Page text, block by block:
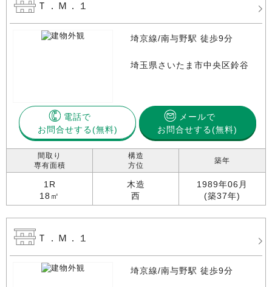
Ｔ．Ｍ．１
埼京線/南与野駅 徒歩9分
埼玉県さいたま市中央区鈴谷
電話で
お問合せする
メールで
お問合せする(無料)
間取り
専有面積
1R
18㎡
構造
方位
木造
西
築年
1989年06月
(築37年)
Ｔ．Ｍ．１
埼京線/南与野駅 徒歩9分